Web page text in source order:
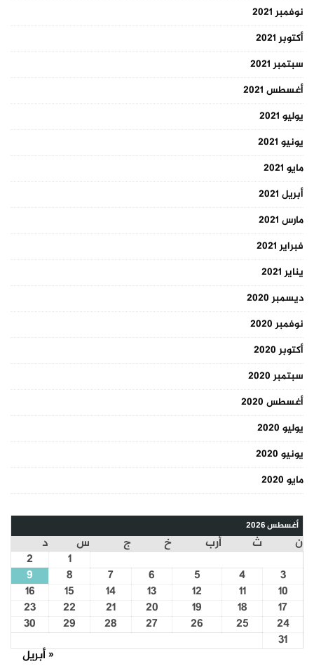
نوفمبر 2021
أكتوبر 2021
سبتمبر 2021
أغسطس 2021
يوليو 2021
يونيو 2021
مايو 2021
أبريل 2021
مارس 2021
فبراير 2021
يناير 2021
ديسمبر 2020
نوفمبر 2020
أكتوبر 2020
سبتمبر 2020
أغسطس 2020
يوليو 2020
يونيو 2020
مايو 2020
أغسطس 2026
ن ث أرب خ ج س
د
1
2
3
4
5
6
7
8
9
10
11
12
13
14
15
16
17
18
19
20
21
22
23
24
25
26
27
28
29
30
31
« أبريل